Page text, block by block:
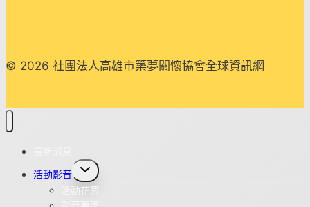
© 2026 社團法人高雄市築夢關懷協會全球資訊網
活動影音
Toggle
child
menu
活動花絮